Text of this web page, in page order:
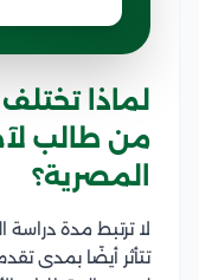
لماذا
من طالب
المصرية؟
لا ترتبط مدة
تتأثر أيضًا بمدى